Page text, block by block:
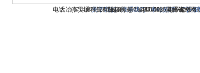
关于我们-联系我们-本站招聘-广告服
电话：(0714)8765286 传真：(0714)8765285 电子邮件
大冶市灵通科技有限公司 @ （435100）湖北省大冶
版权所有 © 2006-2026灵通铝材网